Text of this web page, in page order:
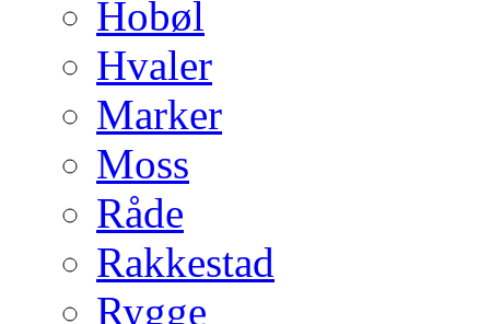
Hobøl
Hvaler
Marker
Moss
Råde
Rakkestad
Rygge